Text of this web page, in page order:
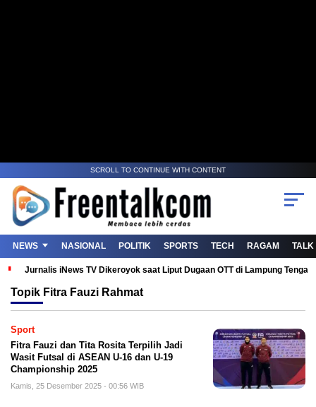
SCROLL TO CONTINUE WITH CONTENT
NEWS NASIONAL POLITIK SPORTS TECH RAGAM TALK
Jurnalis iNews TV Dikeroyok saat Liput Dugaan OTT di Lampung
Topik Fitra Fauzi Rahmat
Sport
Fitra Fauzi dan Tita Rosita Terpilih Jadi
Wasit Futsal di ASEAN U-16 dan U-19
Championship 2025
Kamis, 25 Desember 2025 - 00:56 WIB